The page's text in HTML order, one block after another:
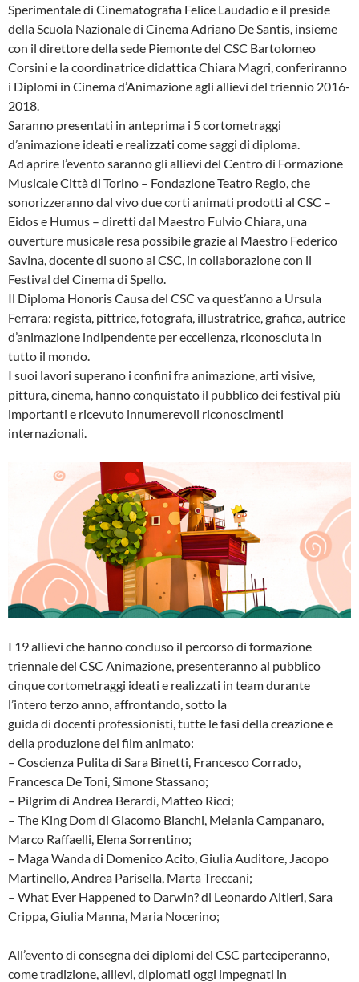
Sperimentale di Cinematografia Felice Laudadio e il preside
della Scuola Nazionale di Cinema Adriano De Santis, insieme
con il direttore della sede Piemonte del CSC Bartolomeo
Corsini e la coordinatrice didattica Chiara Magri, conferiranno
i Diplomi in Cinema d’Animazione agli allievi del triennio 2016-
2018.
Saranno presentati in anteprima i 5 cortometraggi
d’animazione ideati e realizzati come saggi di diploma.
Ad aprire l’evento saranno gli allievi del Centro di Formazione
Musicale Città di Torino – Fondazione Teatro Regio, che
sonorizzeranno dal vivo due corti animati prodotti al CSC –
Eidos e Humus – diretti dal Maestro Fulvio Chiara, una
ouverture musicale resa possibile grazie al Maestro Federico
Savina, docente di suono al CSC, in collaborazione con il
Festival del Cinema di Spello.
Il Diploma Honoris Causa del CSC va quest’anno a Ursula
Ferrara: regista, pittrice, fotografa, illustratrice, grafica, autrice
d’animazione indipendente per eccellenza, riconosciuta in
tutto il mondo.
I suoi lavori superano i confini fra animazione, arti visive,
pittura, cinema, hanno conquistato il pubblico dei festival più
importanti e ricevuto innumerevoli riconoscimenti
internazionali.
I 19 allievi che hanno concluso il percorso di formazione
triennale del CSC Animazione, presenteranno al pubblico
cinque cortometraggi ideati e realizzati in team durante
l’intero terzo anno, affrontando, sotto la
guida di docenti professionisti, tutte le fasi della creazione e
della produzione del film animato:
– Coscienza Pulita di Sara Binetti, Francesco Corrado,
Francesca De Toni, Simone Stassano;
– Pilgrim di Andrea Berardi, Matteo Ricci;
– The King Dom di Giacomo Bianchi, Melania Campanaro,
Marco Raffaelli, Elena Sorrentino;
– Maga Wanda di Domenico Acito, Giulia Auditore, Jacopo
Martinello, Andrea Parisella, Marta Treccani;
– What Ever Happened to Darwin? di Leonardo Altieri, Sara
Crippa, Giulia Manna, Maria Nocerino;
All’evento di consegna dei diplomi del CSC parteciperanno,
come tradizione, allievi, diplomati oggi impegnati in